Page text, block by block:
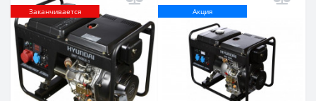
Заканчивается
Акция